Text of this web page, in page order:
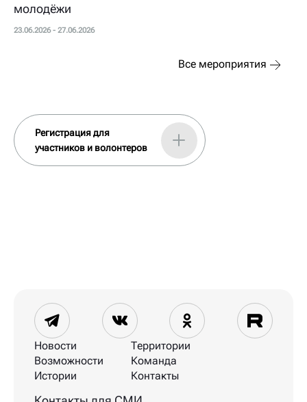
молодёжи
23.06.2026 - 27.06.2026
Все мероприятия
Регистрация для
участников и волонтеров
Новости
Возможности
Истории
Территории
Команда
Контакты